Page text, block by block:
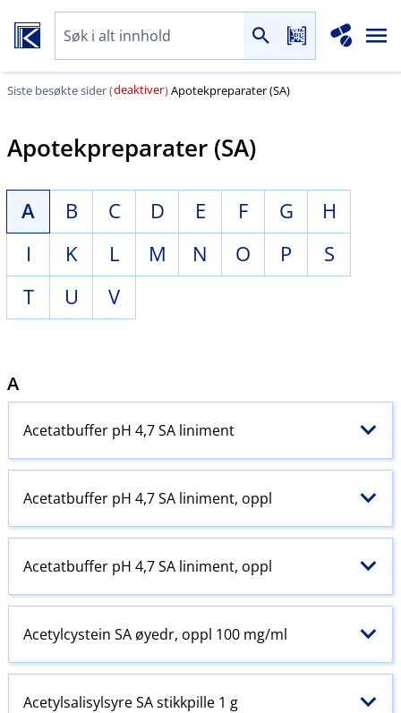
Siste besøkte sider (deaktiver)Apotekpreparater (SA)
Apotekpreparater (SA)
A B C D E F G
H
I
K L M N O P
S
T
U V
A
Acetatbuffer pH 4,7 SA liniment
Acetatbuffer pH 4,7 SA liniment, oppl
Acetatbuffer pH 4,7 SA liniment, oppl
Acetylcystein SA øyedr, oppl 100 mg/ml
Acetylsalisylsyre SA stikkpille 1 g